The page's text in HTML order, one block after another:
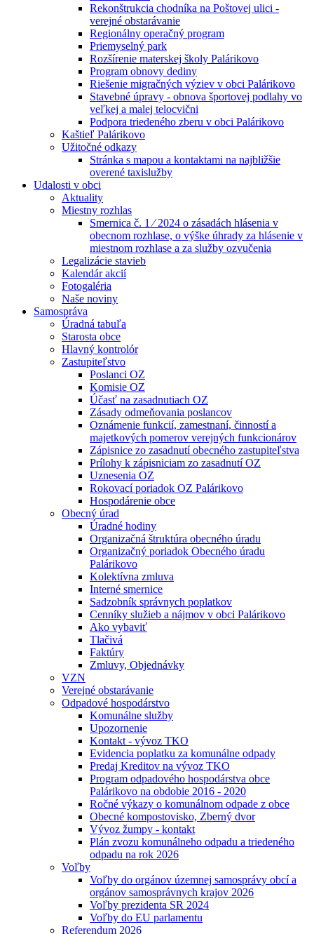
Rekonštrukcia chodníka na Poštovej ulici -
verejné obstarávanie
Regionálny operačný program
Priemyselný park
Rozšírenie materskej školy Palárikovo
Program obnovy dediny
Riešenie migračných výziev v obci Palárikovo
Stavebné úpravy - obnova športovej podlahy vo
veľkej a malej telocvični
Podpora triedeného zberu v obci Palárikovo
Kaštieľ Palárikovo
Užitočné odkazy
Stránka s mapou a kontaktami na najbližšie
overené taxislužby
Udalosti v obci
Aktuality
Miestny rozhlas
Smernica č. 1 ⁄ 2024 o zásadách hlásenia v
obecnom rozhlase, o výške úhrady za hlásenie v
miestnom rozhlase a za služby ozvučenia
Legalizácie stavieb
Kalendár akcií
Fotogaléria
Naše noviny
Samospráva
Úradná tabuľa
Starosta obce
Hlavný kontrolór
Zastupiteľstvo
Poslanci OZ
Komisie OZ
Účasť na zasadnutiach OZ
Zásady odmeňovania poslancov
Oznámenie funkcií, zamestnaní, činností a
majetkových pomerov verejných funkcionárov
Zápisnice zo zasadnutí obecného zastupiteľstva
Prílohy k zápisniciam zo zasadnutí OZ
Uznesenia OZ
Rokovací poriadok OZ Palárikovo
Hospodárenie obce
Obecný úrad
Úradné hodiny
Organizačná štruktúra obecného úradu
Organizačný poriadok Obecného úradu
Palárikovo
Kolektívna zmluva
Interné smernice
Sadzobník správnych poplatkov
Cenníky služieb a nájmov v obci Palárikovo
Ako vybaviť
Tlačivá
Faktúry
Zmluvy, Objednávky
VZN
Verejné obstarávanie
Odpadové hospodárstvo
Komunálne služby
Upozornenie
Kontakt - vývoz TKO
Evidencia poplatku za komunálne odpady
Predaj Kreditov na vývoz TKO
Program odpadového hospodárstva obce
Palárikovo na obdobie 2016 - 2020
Ročné výkazy o komunálnom odpade z obce
Obecné kompostovisko, Zberný dvor
Vývoz žumpy - kontakt
Plán zvozu komunálneho odpadu a triedeného
odpadu na rok 2026
Voľby
Voľby do orgánov územnej samosprávy obcí a
orgánov samosprávnych krajov 2026
Voľby prezidenta SR 2024
Voľby do EU parlamentu
Referendum 2026